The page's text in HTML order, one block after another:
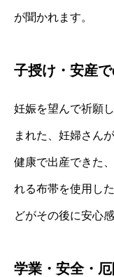
が聞かれます。
子授け・安産
妊娠を望んで祈願
まれた、妊婦さん
健康で出産できた
れる布帯を使用し
どがその後に安心
学業・安全・